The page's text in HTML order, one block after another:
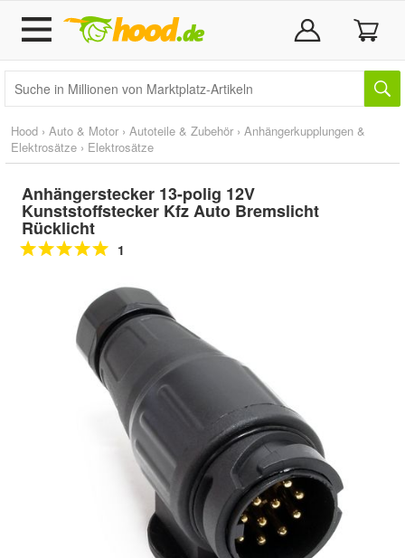
Hood › Auto & Motor › Autoteile & Zubehör › Anhängerkupplungen &
Elektrosätze › Elektrosätze
Anhängerstecker 13-polig 12V
Kunststoffstecker Kfz Auto Bremslicht
Rücklicht
1